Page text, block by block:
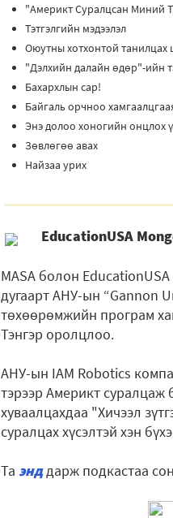
"Америкт Суралцсан Миний
Тэтгэлгийн мэдээлэл
Оюутны хотхонтой танилцах
"Дэлхийн далайн өдөр"-ийн
Бахархлын сар!
Байгаль орчноо
Энэ долоо хоногийн онцлох
Зөвлөгөө авах
Найзаа урих
EducationUSA
MASA болон
дугаарт АНУ-ын “Gannon
төхөөрөмжийн програм
Тэнгэр оролцлоо.
АНУ-ын IAM Robotics
тэрээр Америкт
хуваалцахдаа "Хичээл
суралцах хүсэлтэй хэн
Та энддарж подкастаа